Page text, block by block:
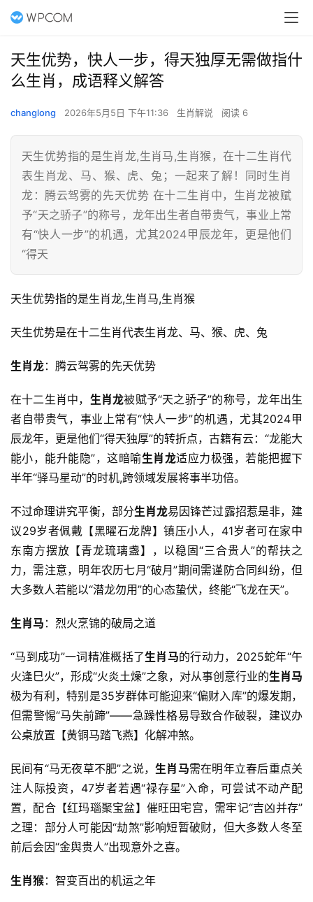
天生优势，快人一步，得天独厚无需做指什
么生肖，成语释义解答
changlong 2026年5月5日 下午11:36 生肖解说 阅读 6
天生优势指的是生肖龙,生肖马,生肖猴，在十二生肖代
表生肖龙、马、猴、虎、兔；一起来了解！同时生肖
龙：腾云驾雾的先天优势 在十二生肖中，生肖龙被赋
予“天之骄子”的称号，龙年出生者自带贵气，事业上常
有“快人一步”的机遇，尤其2024甲辰龙年，更是他们
“得天
天生优势指的是生肖龙,生肖马,生肖猴
天生优势是在十二生肖代表生肖龙、马、猴、虎、兔
生肖龙：腾云驾雾的先天优势
在十二生肖中， 生肖龙被赋予“天之骄子”的称号，龙年出生
者自带贵气，事业上常有“快人一步”的机遇，尤其2024甲
辰龙年，更是他们“得天独厚”的转折点，古籍有云：“龙能大
能小，能升能隐”，这暗喻生肖龙适应力极强，若能把握下
半年“驿马星动”的时机,跨领域发展将事半功倍。
不过命理讲究平衡，部分生肖龙易因锋芒过露招惹是非，建
议29岁者佩戴【黑曜石龙牌】镇压小人，41岁者可在家中
东南方摆放【青龙琉璃盏】，以稳固“三合贵人”的帮扶之
力，需注意，明年农历七月“破月”期间需谨防合同纠纷，但
大多数人若能以“潜龙勿用”的心态蛰伏，终能“飞龙在天”。
生肖马 ：烈火烹锦的破局之道
“马到成功”一词精准概括了生肖马的行动力，2025蛇年“午
火逢巳火”，形成“火炎土燥”之象，对从事创意行业的生肖马
极为有利，特别是35岁群体可能迎来“偏财入库”的爆发期，
但需警惕“马失前蹄”——急躁性格易导致合作破裂，建议办
公桌放置【黄铜马踏飞燕】化解冲煞。
民间有“马无夜草不肥”之说，生肖马需在明年立春后重点关
注人际投资，47岁者若遇“禄存星”入命，可尝试不动产配
置，配合【红玛瑙聚宝盆】催旺田宅宫，需牢记“吉凶并存”
之理：部分人可能因“劫煞”影响短暂破财，但大多数人冬至
前后会因“金舆贵人”出现意外之喜。
生肖猴：智变百出的机运之年